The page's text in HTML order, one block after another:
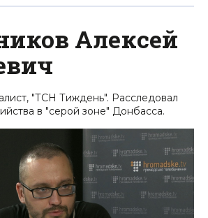
Алексей
"ТСН Тиждень". Расследовал
в "серой зоне" Донбасса.